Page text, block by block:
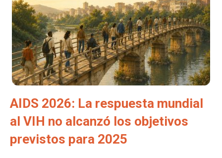
AIDS 2026: La respuesta mundial
al VIH no alcanzó los objetivos
previstos para 2025